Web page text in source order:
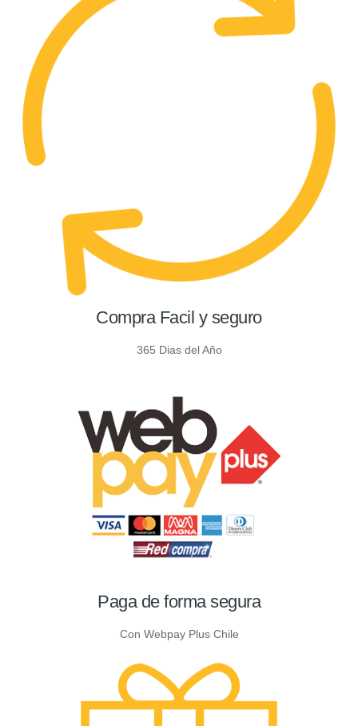
Compra Facil y seguro
365 Dias del Año
Paga de forma segura
Con Webpay Plus Chile